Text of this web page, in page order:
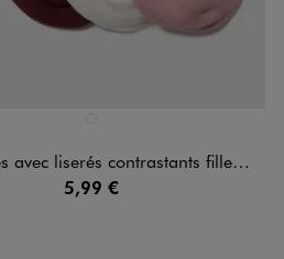
liserés contrastants fille (lot de 3)
5,99 €